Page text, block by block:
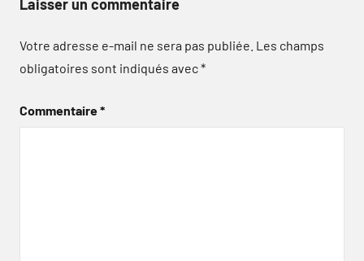
Laisser un commentaire
Votre adresse e-mail ne sera pas publiée. Les champs
obligatoires sont indiqués avec*
Commentaire*